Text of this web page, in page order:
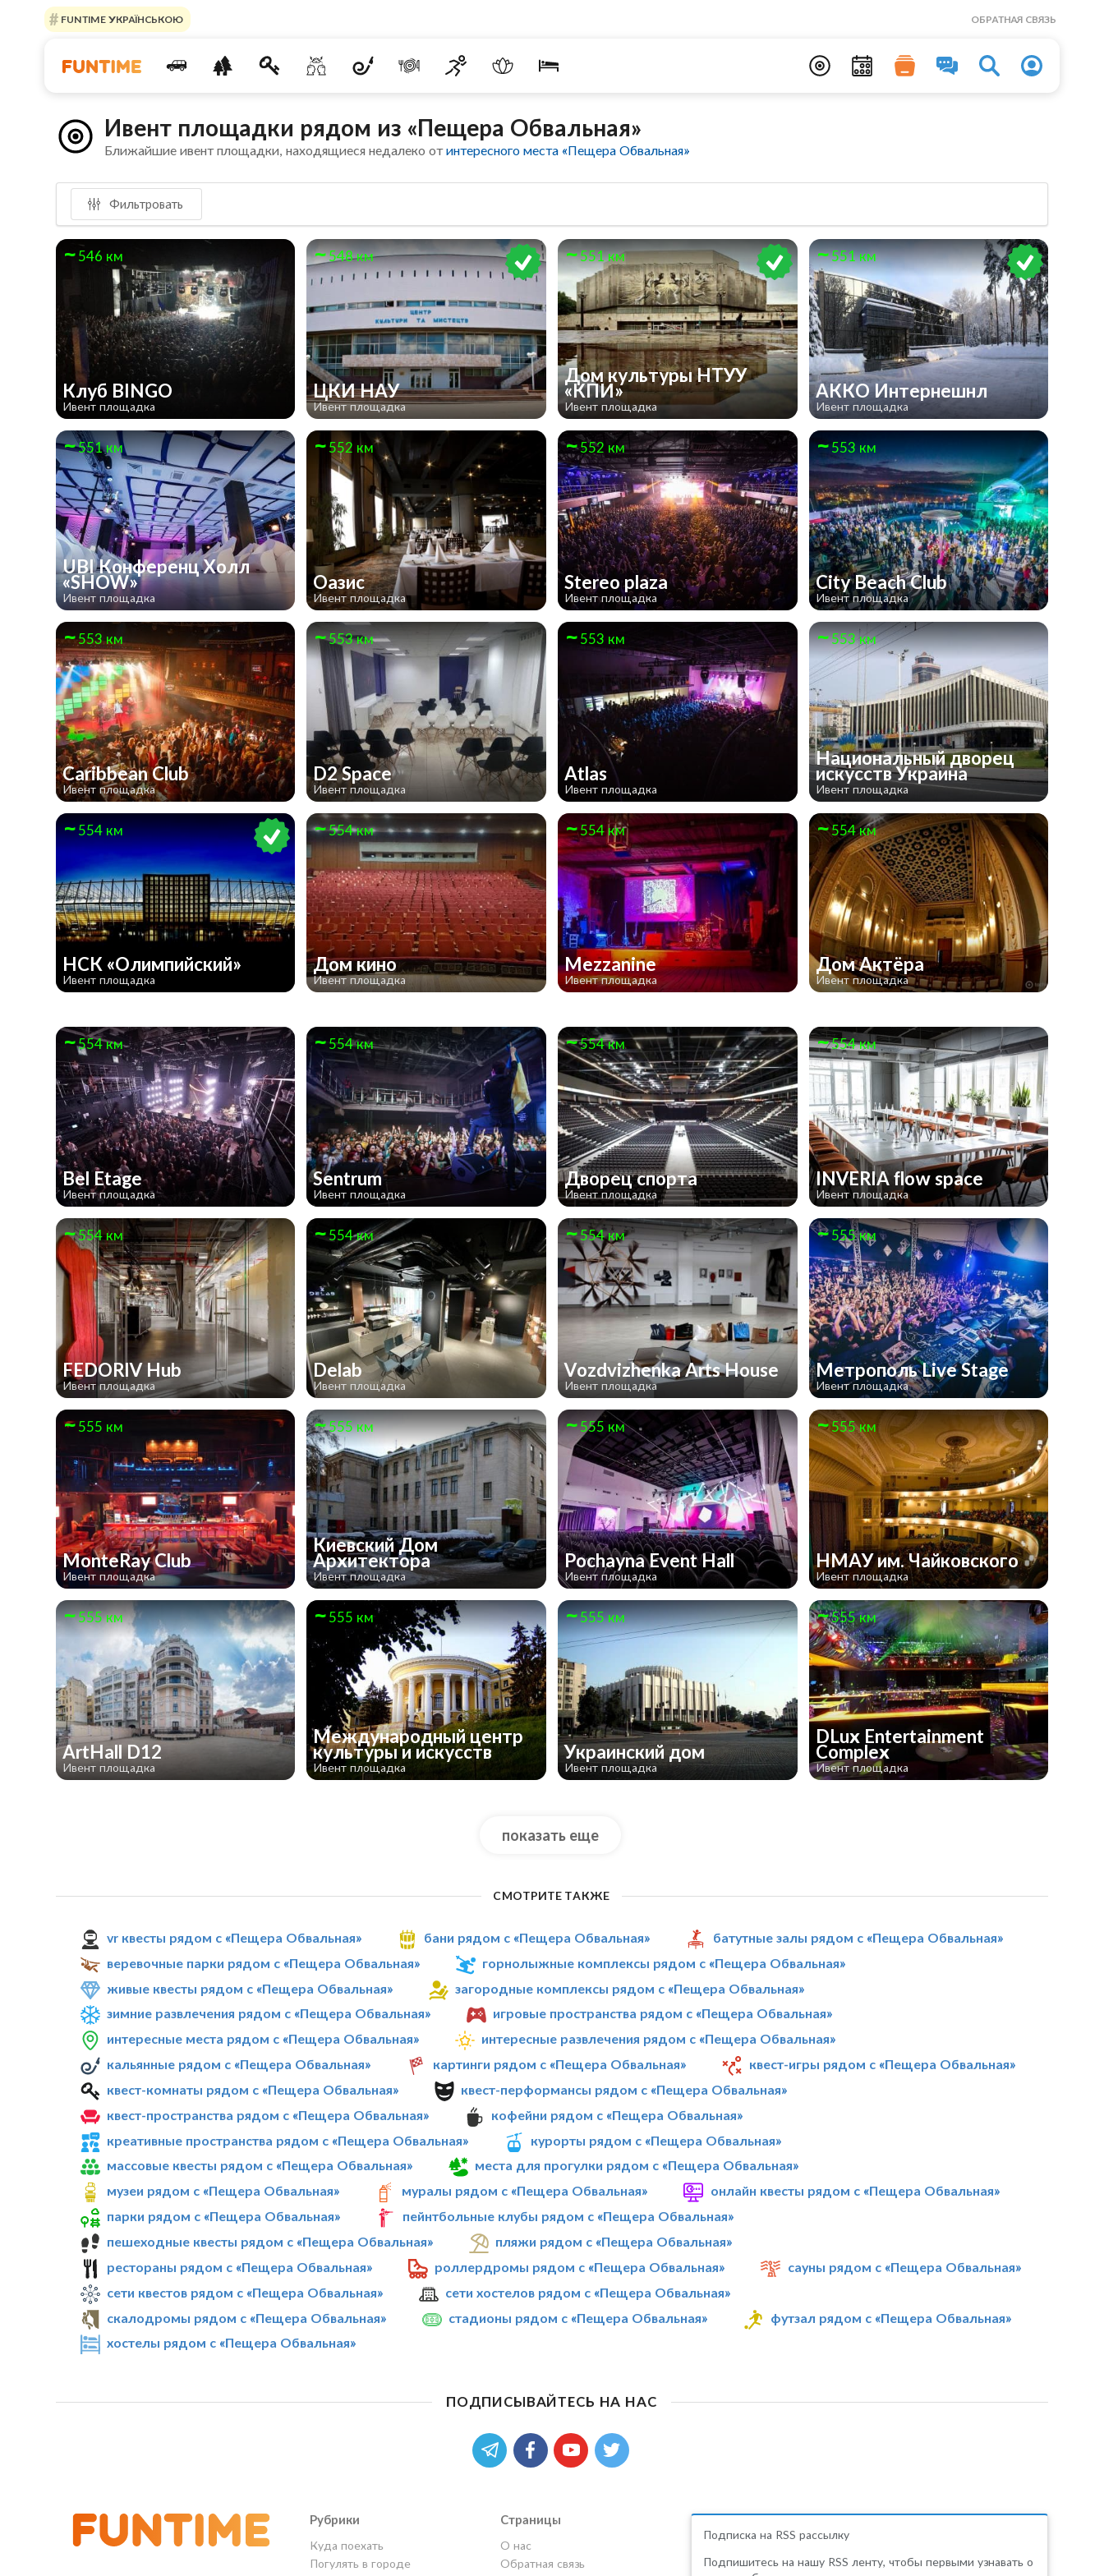
FUNTIME УКРАЇНСЬКОЮ ОБРАТНАЯ СВЯЗЬ
Ивент площадки рядом из «Пещера Обвальная»
Ближайшие ивент площадки, находящиеся недалеко отинтересного места «Пещера Обвальная»
Фильтровать
546 км
Клуб BINGO
Ивент площадка
548 км
ЦКИ НАУ
Ивент площадка
551 км
Дом культуры НТУУ
«КПИ»
Ивент площадка
551 км
АККО Интернешнл
Ивент площадка
551 км
UBI Конференц Холл
«SHOW»
Ивент площадка
552 км
Оазис
Ивент площадка
552 км
Stereo plaza
Ивент площадка
553 км
City Beach Club
Ивент площадка
553 км
Caribbean Club
Ивент площадка
553 км
D2 Space
Ивент площадка
553 км
Atlas
Ивент площадка
553 км
Национальный дворец
искусств Украина
Ивент площадка
554 км
НСК «Олимпийский»
Ивент площадка
554 км
Дом кино
Ивент площадка
554 км
Mezzanine
Ивент площадка
554 км
Дом Актёра
Ивент площадка
554 км
Bel Etage
Ивент площадка
554 км
Sentrum
Ивент площадка
554 км
Дворец спорта
Ивент площадка
554 км
INVERIA flow space
Ивент площадка
554 км
FEDORIV Hub
Ивент площадка
554 км
Delab
Ивент площадка
554 км
Vozdvizhenka Arts House
Ивент площадка
555 км
Метрополь Live Stage
Ивент площадка
555 км
MonteRay Club
Ивент площадка
555 км
Киевский Дом
Архитектора
Ивент площадка
555 км
Pochayna Event Hall
Ивент площадка
555 км
НМАУ им. Чайковского
Ивент площадка
555 км
ArtHall D12
Ивент площадка
555 км
Международный центр
культуры и искусств
Ивент площадка
555 км
Украинский дом
Ивент площадка
555 км
DLux Entertainment
Complex
Ивент площадка
показать еще
СМОТРИТЕ ТАКЖЕ
vr квесты рядом с «Пещера Обвальная» бани рядом с «Пещера Обвальная»
батутные залы рядом с «Пещера Обвальная»
веревочные парки рядом с «Пещера Обвальная»
горнолыжные комплексы рядом с «Пещера Обвальная»
живые квесты рядом с «Пещера Обвальная»
загородные комплексы рядом с «Пещера Обвальная»
зимние развлечения рядом с «Пещера Обвальная»
игровые пространства рядом с «Пещера Обвальная»
интересные места рядом с «Пещера Обвальная»
интересные развлечения рядом с «Пещера Обвальная»
кальянные рядом с «Пещера Обвальная»
картинги рядом с «Пещера Обвальная»
квест-игры рядом с «Пещера Обвальная»
квест-комнаты рядом с «Пещера Обвальная»
квест-перформансы рядом с «Пещера Обвальная»
квест-пространства рядом с «Пещера Обвальная»
кофейни рядом с «Пещера Обвальная»
креативные пространства рядом с «Пещера Обвальная»
курорты рядом с «Пещера Обвальная»
массовые квесты рядом с «Пещера Обвальная»
места для прогулки рядом с «Пещера Обвальная»
музеи рядом с «Пещера Обвальная»
муралы рядом с «Пещера Обвальная»
онлайн квесты рядом с «Пещера Обвальная»
парки рядом с «Пещера Обвальная»
пейнтбольные клубы рядом с «Пещера Обвальная»
пешеходные квесты рядом с «Пещера Обвальная»
пляжи рядом с «Пещера Обвальная»
рестораны рядом с «Пещера Обвальная»
роллердромы рядом с «Пещера Обвальная»
сауны рядом с «Пещера Обвальная»
сети квестов рядом с «Пещера Обвальная»
сети хостелов рядом с «Пещера Обвальная»
скалодромы рядом с «Пещера Обвальная»
стадионы рядом с «Пещера Обвальная»
футзал рядом с «Пещера Обвальная»
хостелы рядом с «Пещера Обвальная»
ПОДПИСЫВАЙТЕСЬ НА НАС
Рубрики
Куда поехать
Погулять в городе
Страницы
О нас
Обратная связь
Подписка на RSS рассылку
Подпишитесь на нашу RSS ленту, чтобы первыми узнавать о